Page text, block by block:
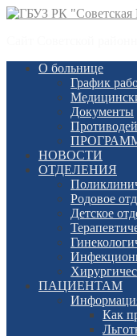
О больнице
График
Документы
НОВОСТИ
ОТДЕЛЕНИЯ
Родовое
Детское
ПАЦИЕНТАМ
Как